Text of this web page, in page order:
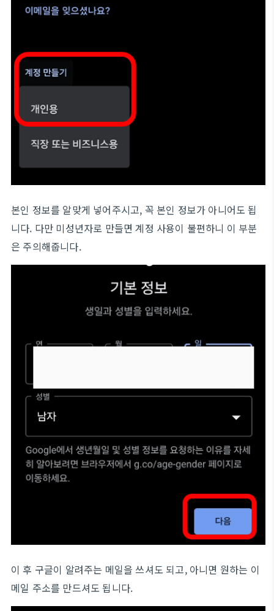
본인 정보를 알맞게 넣어주시고, 꼭 본인 정보가 아니어도 됩
니다. 다만 미성년자로 만들면 계정 사용이 불편하니 이 부분
은 주의해줍니다.
이 후 구글이 알려주는 메일을 쓰셔도 되고, 아니면 원하는 이
메일 주소를 만드셔도 됩니다.